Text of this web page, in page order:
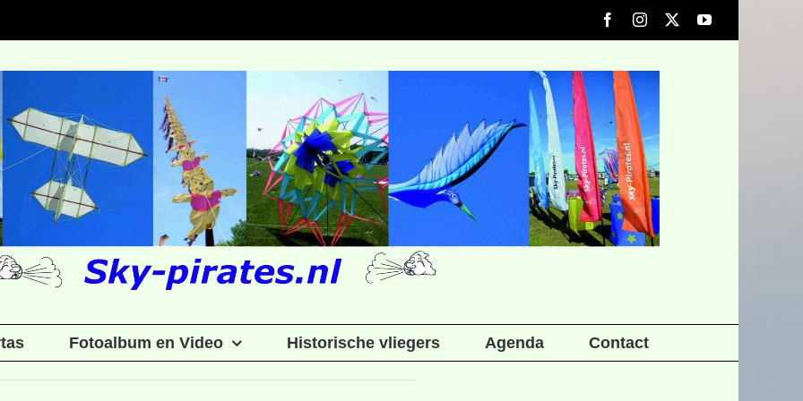
FacebookInstagram YouTube
Fotoalbum en Video Historische vliegers Agenda Contact